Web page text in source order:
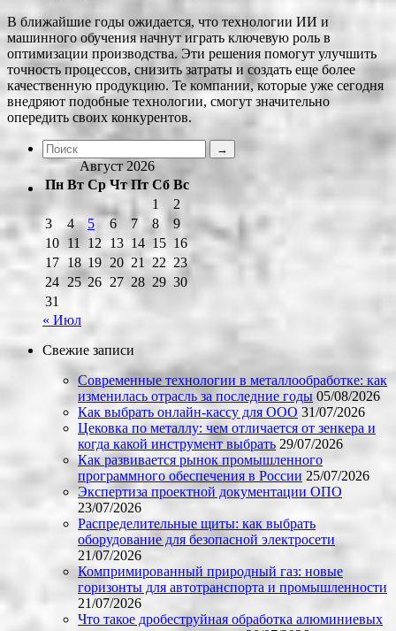
В ближайшие годы ожидается, что технологии ИИ и
машинного обучения начнут играть ключевую роль в
оптимизации производства. Эти решения помогут улучшить
точность процессов, снизить затраты и создать еще более
качественную продукцию. Те компании, которые уже сегодня
внедряют подобные технологии, смогут значительно
опередить своих конкурентов.
Август 2026
Пн Вт Ср Чт Пт Сб Вс
1
2
3
4 5 6 7 8
9
10 11 12 13 14 15 16
17 18 19 20 21 22 23
24 25 26 27 28 29 30
31
« Июл
Свежие записи
Современные технологии в металлообработке: как
изменилась отрасль за последние годы 05/08/2026
Как выбрать онлайн-кассу для ООО 31/07/2026
Цековка по металлу: чем отличается от зенкера и
когда какой инструмент выбрать 29/07/2026
Как развивается рынок промышленного
программного обеспечения в России 25/07/2026
Экспертиза проектной документации ОПО
23/07/2026
Распределительные щиты: как выбрать
оборудование для безопасной электросети
21/07/2026
Компримированный природный газ: новые
горизонты для автотранспорта и промышленности
21/07/2026
Что такое дробеструйная обработка алюминиевых